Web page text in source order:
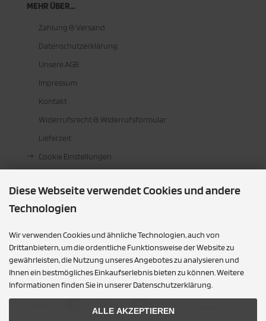
MEHR ÜBER...
Zahlung & Versand
Datenschutzerklärung
Unsere AGB
Impressum
Kontakt
Widerrufsrecht & Widerrufsformular
Lieferzeit
Cookie Einstellungen
Sitemap
ZAHLUNGSMETHODEN
Diese Webseite verwendet Cookies und andere
Technologien
Wir verwenden Cookies und ähnliche Technologien, auch von
Drittanbietern, um die ordentliche Funktionsweise der Website zu
gewährleisten, die Nutzung unseres Angebotes zu analysieren und
Ihnen ein bestmögliches Einkaufserlebnis bieten zu können. Weitere
Informationen finden Sie in unserer Datenschutzerklärung.
ALLE AKZEPTIEREN